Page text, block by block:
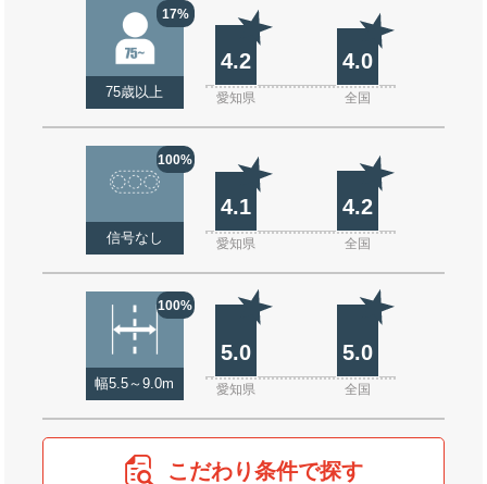
17%
75歳以上
4.2 4.0
愛知県 全国
100%
信号なし
4.1 4.2
愛知県 全国
100%
幅5.5～9.0m
5.0 5.0
愛知県 全国
こだわり条件で探す